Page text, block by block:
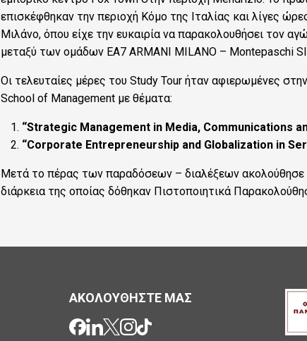
επισκέφθηκαν την περιοχή Κόμο της Ιταλίας και λίγες
Μιλάνο, όπου είχε την ευκαιρία να παρακολουθήσει τον
μεταξύ των ομάδων EA7 ARMANI MILANO – Montepaschi
Οι τελευταίες μέρες του Study Tour ήταν αφιερωμένες
School of Management με θέματα:
“Strategic Management in Media, Communications
“Corporate Entrepreneurship and Globalization in
Μετά το πέρας των παραδόσεων – διαλέξεων
διάρκεια της οποίας δόθηκαν Πιστοποιητικά
ΑΚΟΛΟΥΘΗΣΤΕ ΜΑΣ